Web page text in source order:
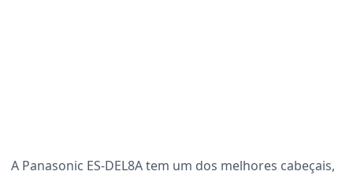
A Panasonic ES-DEL8A tem um dos melhores cabeçais,